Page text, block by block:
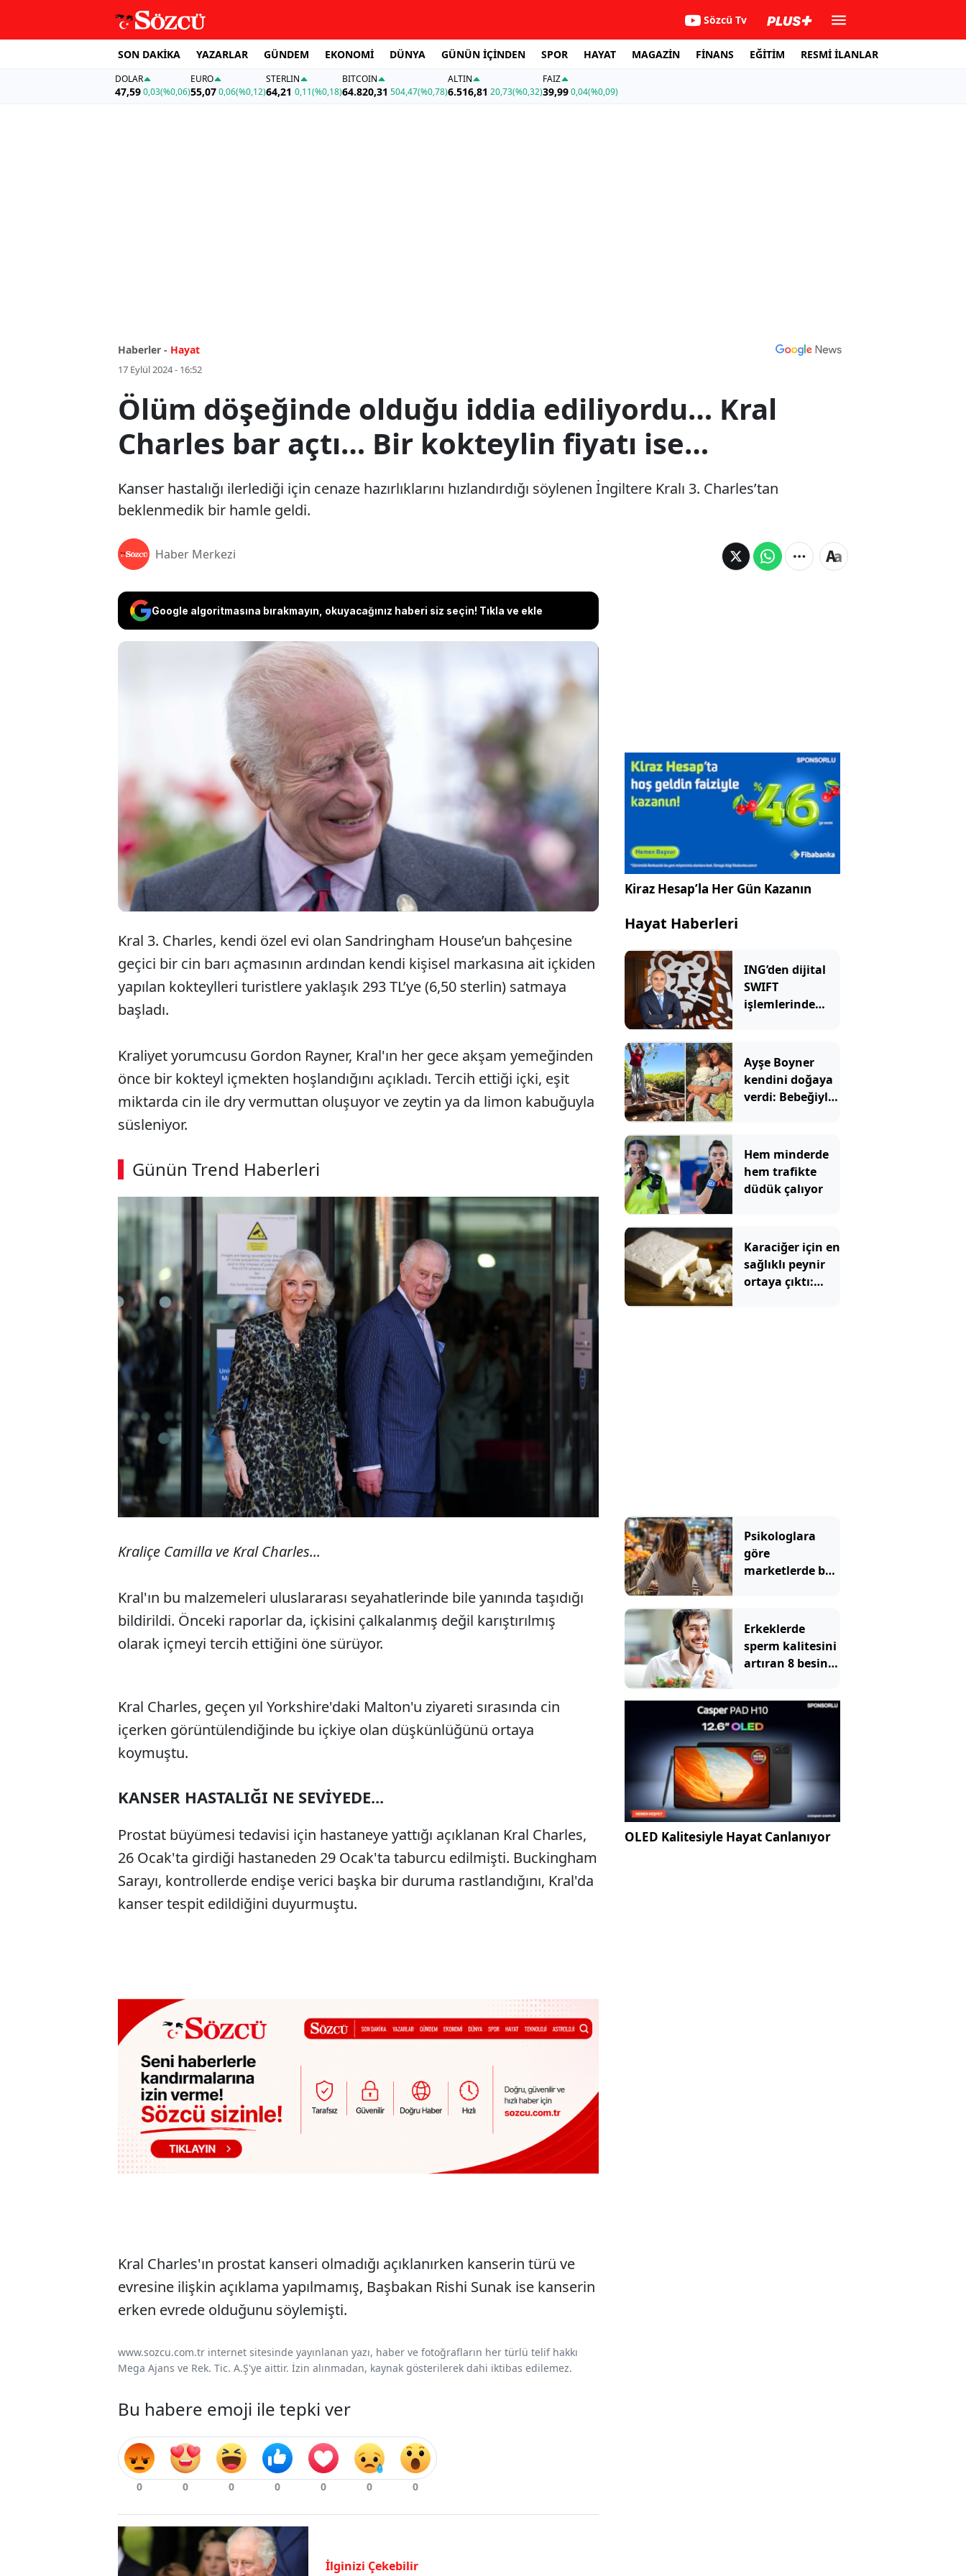
Sözcü Tv
SON DAKİKA YAZARLAR GÜNDEM EKONOMİ DÜNYA GÜNÜN İÇİNDEN SPOR HAYAT MAGAZİN FİNANS EĞİTİM RESMİ İLANLAR
DOLAR
47,590,03(%0,06)
EURO
55,07 0,06(%0,12)
STERLIN
64,21 0,11(%0,18)
BITCOIN
64.820,31 504,47(%0,78)
ALTIN
6.516,81 20,73(%0,32)
FAİZ
39,990,04(%0,09)
Haberler - Hayat
17 Eylül 2024 - 16:52
Ölüm döşeğinde olduğu iddia ediliyordu… Kral
Charles bar açtı… Bir kokteylin fiyatı ise…
Kanser hastalığı ilerlediği için cenaze hazırlıklarını hızlandırdığı söylenen İngiltere Kralı 3. Charles’tan
beklenmedik bir hamle geldi.
Haber Merkezi
Google algoritmasına bırakmayın, okuyacağınız haberi siz seçin! Tıkla ve ekle
Kanser hastalığı ilerlediği için cenaze hazırlıklarını
hızlandırdığı söylenen İngiltere Kralı 3. Charles’tan
beklenmedik bir hamle geldi.
Kral 3. Charles, kendi özel evi olan Sandringham House’un bahçesine
geçici bir cin barı açmasının ardından kendi kişisel markasına ait içkiden
yapılan kokteylleri turistlere yaklaşık 293 TL’ye (6,50 sterlin) satmaya
başladı.
Kraliyet yorumcusu Gordon Rayner, Kral'ın her gece akşam yemeğinden
önce bir kokteyl içmekten hoşlandığını açıkladı. Tercih ettiği içki, eşit
miktarda cin ile dry vermuttan oluşuyor ve zeytin ya da limon kabuğuyla
süsleniyor.
Günün Trend Haberleri
Kraliçe Camilla ve Kral Charles...
Kral'ın bu malzemeleri uluslararası seyahatlerinde bile yanında taşıdığı
bildirildi. Önceki raporlar da, içkisini çalkalanmış değil karıştırılmış
olarak içmeyi tercih ettiğini öne sürüyor.
Kral Charles, geçen yıl Yorkshire'daki Malton'u ziyareti sırasında cin
içerken görüntülendiğinde bu içkiye olan düşkünlüğünü ortaya
koymuştu.
KANSER HASTALIĞI NE SEVİYEDE...
Prostat büyümesi tedavisi için hastaneye yattığı açıklanan Kral Charles,
26 Ocak'ta girdiği hastaneden 29 Ocak'ta taburcu edilmişti. Buckingham
Sarayı, kontrollerde endişe verici başka bir duruma rastlandığını, Kral'da
kanser tespit edildiğini duyurmuştu.
Kral Charles'ın prostat kanseri olmadığı açıklanırken kanserin türü ve
evresine ilişkin açıklama yapılmamış, Başbakan Rishi Sunak ise kanserin
erken evrede olduğunu söylemişti.
www.sozcu.com.tr internet sitesinde yayınlanan yazı, haber ve fotoğrafların her türlü telif hakkı
Mega Ajans ve Rek. Tic. A.Ş'ye aittir. İzin alınmadan, kaynak gösterilerek dahi iktibas edilemez.
Bu habere emoji ile tepki ver
İlginizi Çekebilir
Kiraz Hesap’la Her Gün Kazanın
Hayat Haberleri
ING’den dijital
SWIFT
işlemlerinde
Ayşe Boyner
kendini doğaya
verdi: Bebeğiyle
Hem minderde
hem trafikte
düdük çalıyor
Karaciğer için en
sağlıklı peynir
ortaya çıktı:
Psikologlara
göre
marketlerde bu
Erkeklerde
sperm kalitesini
artıran 8 besin
OLED Kalitesiyle Hayat Canlanıyor